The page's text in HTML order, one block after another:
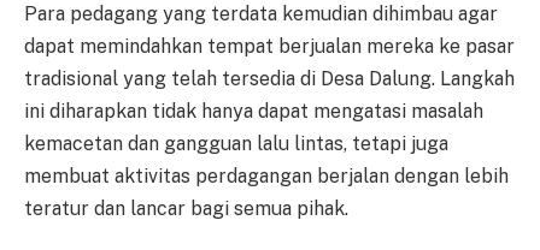
Para pedagang yang terdata kemudian dihimbau agar
dapat memindahkan tempat berjualan mereka ke pasar
tradisional yang telah tersedia di Desa Dalung. Langkah
ini diharapkan tidak hanya dapat mengatasi masalah
kemacetan dan gangguan lalu lintas, tetapi juga
membuat aktivitas perdagangan berjalan dengan lebih
teratur dan lancar bagi semua pihak.